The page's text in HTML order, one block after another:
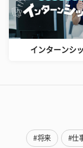
インターンシ
#将来 #仕